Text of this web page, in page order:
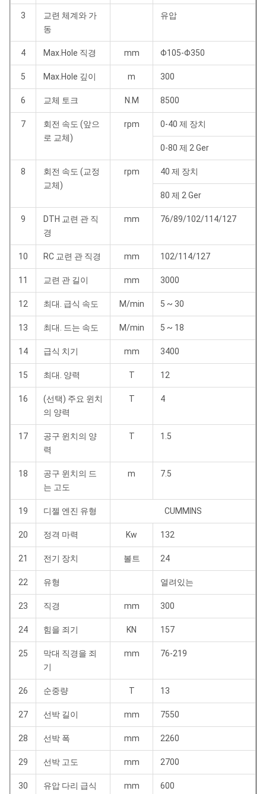
3
교련 체계와 가
동
유압
4 Max.Hole 직경 mm Φ105-Φ350
5 Max.Hole 깊이 m 300
6 교체 토크 N.M 8500
7
회전 속도 (앞으
로 교체)
rpm 0-40 제 장치
0-80 제 2 Ger
8
회전 속도 (교정
교체)
rpm 40 제 장치
80 제 2 Ger
9
DTH 교련 관 직
경
mm 76/89/102/114/127
10 RC 교련 관 직경 mm 102/114/127
11 교련 관 길이 mm 3000
12 최대. 급식 속도 M/min 5 ~ 30
13 최대. 드는 속도 M/min 5 ~ 18
14 급식 치기 mm 3400
15 최대. 양력 T 12
16
(선택) 주요 윈치
의 양력
T 4
17
공구 윈치의 양
력
T 1.5
18
공구 윈치의 드
는 고도
m 7.5
19 디젤 엔진 유형 CUMMINS
20 정격 마력 Kw 132
21 전기 장치 볼트 24
22 유형 열려있는
23 직경 mm 300
24 힘을 죄기 KN 157
25
막대 직경을 죄
기
mm 76-219
26 순중량 T 13
27 선박 길이 mm 7550
28 선박 폭 mm 2260
29 선박 고도 mm 2700
30
유압 다리 급식
mm 600